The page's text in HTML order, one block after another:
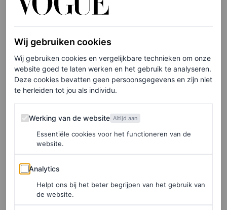
Fijngebreide Fabio-trui met streepprint, € 220
HIER TE KOOP
Saint Laurent
Wij gebruiken cookies
Wij gebruiken cookies en vergelijkbare technieken om onze
website goed te laten werken en het gebruik te analyseren.
Deze cookies bevatten geen persoonsgegevens en zijn niet
te herleiden tot jou als individu.
Werking van de website
Werking van de website Altijd aan
Essentiële cookies voor het functioneren van de
website.
Analytics
Analytics
Helpt ons bij het beter begrijpen van het gebruik van
de website.